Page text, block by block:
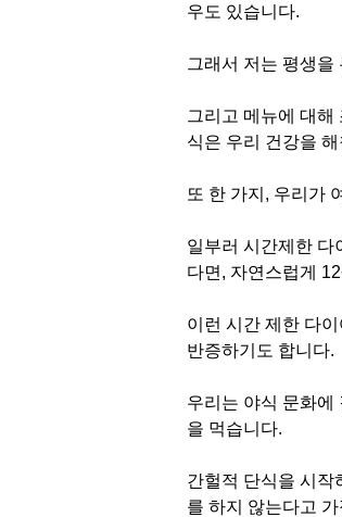
우도 있습니다.
그래서 저는 평생을
그리고 메뉴에 대
식은 우리 건강을
또 한 가지, 우리가
일부러 시간제한 다
다면, 자연스럽게
이런 시간 제한 다
반증하기도 합니다.
우리는 야식 문화에
을 먹습니다.
간헐적 단식을 시작
를 하지 않는다고